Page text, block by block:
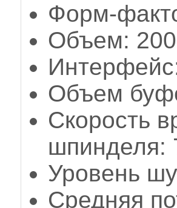
Форм-
Объем:
Объем
Скорость
шпинделя:
Уровень
Средняя